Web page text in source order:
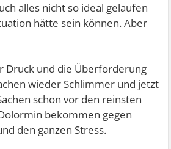
alles nicht so ideal gelaufen
hätte sein können. Aber
Druck und die Überforderung
wieder Schlimmer und jetzt
schon vor den reinsten
bekommen gegen
den ganzen Stress.